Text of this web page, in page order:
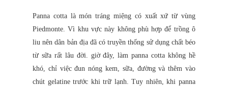
Panna cotta là món tráng miệng có xuất xứ từ vùng
Piedmonte. Vì khu vực này không phù hợp để trồng ô
liu nên dân bản địa đã có truyền thống sử dụng chất béo
từ sữa rất lâu đời. giờ đây, làm panna cotta không hề
khó, chỉ việc đun nóng kem, sữa, đường và thêm vào
chút gelatine trước khi trữ lạnh. Tuy nhiên, khi panna